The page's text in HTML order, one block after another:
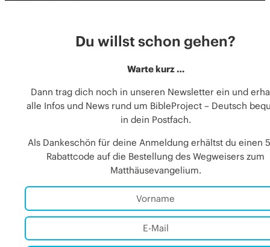
Du willst schon gehen?
Warte kurz …
Dann trag dich noch in unseren Newsletter ein und
alle Infos und News rund um BibleProject – Deutsch
in dein Postfach.
Als Dankeschön für deine Anmeldung erhältst du einen
Rabattcode auf die Bestellung des Wegweisers zum
Matthäusevangelium.